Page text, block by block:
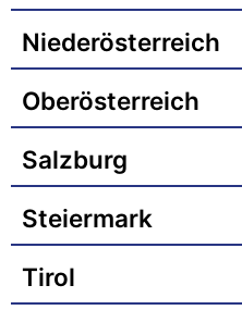
Niederösterreich
Oberösterreich
Salzburg
Steiermark
Tirol